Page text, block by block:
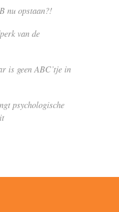
nu opstaan?!
van de
is geen ABC’tje in
psychologische